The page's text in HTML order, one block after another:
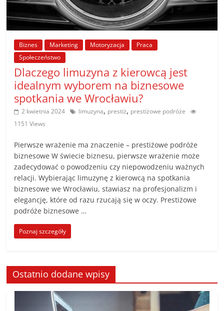
poradniki.
Porady
praktyczne
porady
wskazówki
poradniki
na
każdy
temat
Biznes Marketing Motoryzacja
Praca
Społeczeństwo
Dlaczego limuzyna z kierowcą jest
idealnym wyborem na biznesowe
spotkania we Wrocławiu?
2 kwietnia 2024 limuzyna, prestiż, prestiżowe podróże
1151 Views
Pierwsze wrażenie ma znaczenie – prestiżowe podróże
biznesowe W świecie biznesu, pierwsze wrażenie może
zadecydować o powodzeniu czy niepowodzeniu ważnych
relacji. Wybierając limuzynę z kierowcą na spotkania
biznesowe we Wrocławiu, stawiasz na profesjonalizm i
elegancję, które od razu rzucają się w oczy. Prestiżowe
podróże biznesowe …
Poznaj szczegóły
Ostatnio dodane wpisy